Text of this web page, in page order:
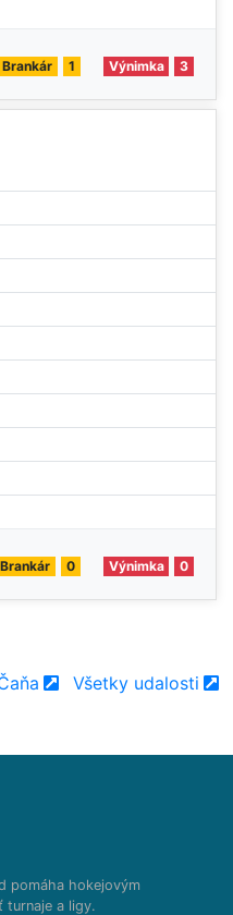
Brankár 1 Výnimka 3
Brankár 0 Výnimka 0
Všetky udalosti
pomáha hokejovým
turnaje a ligy.